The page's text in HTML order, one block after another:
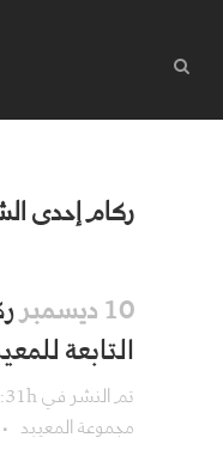
ركام إحدى
10 ديسمبر
التابعة
تم النشر في 05:31h
مجموعة المعيبد